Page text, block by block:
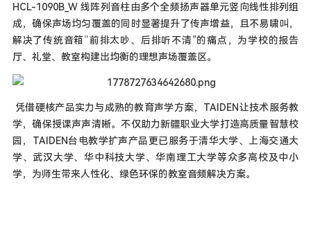
HCL-1090B_W 线阵列音柱由多个全频扬声器单元竖向线性排列组
成，确保声场均匀覆盖的同时显著提升了传声增益，且不易啸叫，
解决了传统音箱“前排太吵、后排听不清”的痛点，为学校的报告
厅、礼堂、教室构建出均衡的理想声场覆盖区。
凭借硬核产品实力与成熟的教育声学方案，TAIDEN让技术服务教
学，确保授课声声清晰。不仅助力新疆职业大学打造高质量智慧校
园，TAIDEN台电教学扩声产品更已服务于清华大学、上海交通大
学、武汉大学、华中科技大学、华南理工大学等众多高校及中小
学，为师生带来人性化、绿色环保的教室音频解决方案。